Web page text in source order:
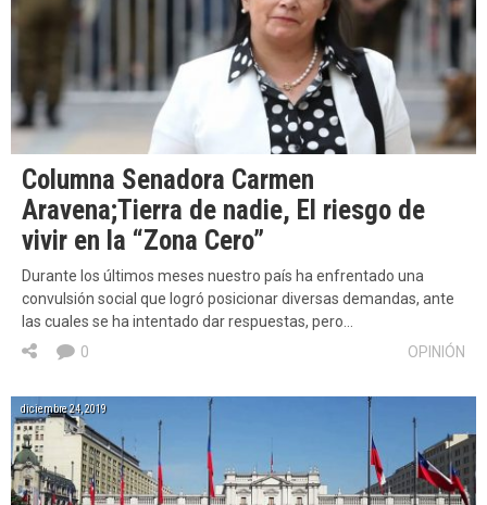
Columna Senadora Carmen
Aravena;Tierra de nadie, El riesgo de
vivir en la “Zona Cero”
Durante los últimos meses nuestro país ha enfrentado una
convulsión social que logró posicionar diversas demandas, ante
las cuales se ha intentado dar respuestas, pero…
OPINIÓN
0
diciembre 24, 2019